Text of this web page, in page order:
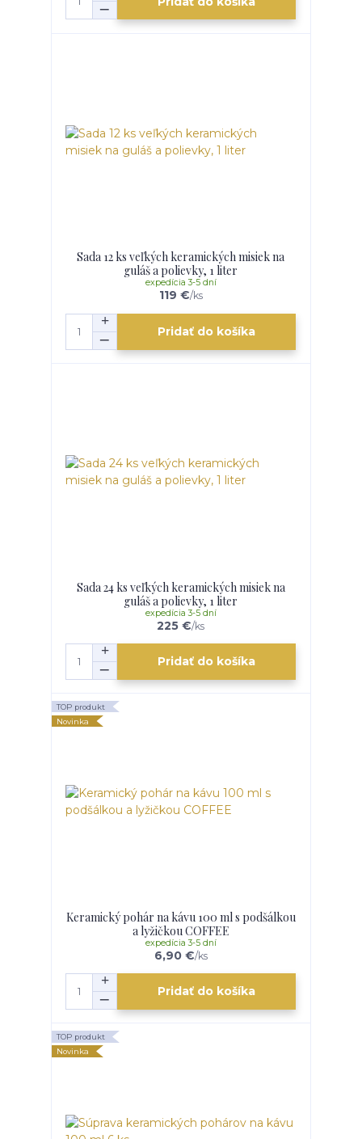
Sada 12 ks veľkých keramických misiek na
guláš a polievky, 1 liter
119 €/ks
expedícia 3-5 dní
Pridať do košíka
Sada 24 ks veľkých keramických misiek na
guláš a polievky, 1 liter
225 €/ks
expedícia 3-5 dní
Pridať do košíka
TOP produkt
Novinka
Keramický pohár na kávu 100 ml s podšálkou
a lyžičkou COFFEE
6,90 €/ks
expedícia 3-5 dní
Pridať do košíka
TOP produkt
Novinka